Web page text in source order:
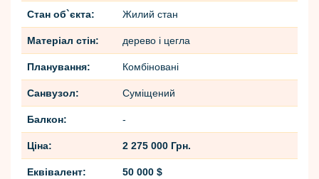
Стан об`єкта: Жилий стан
Матеріал стін: дерево і цегла
Планування: Комбіновані
Санвузол: Cуміщений
Балкон: -
Ціна: 2 275 000 Грн.
Еквівалент: 50 000 $